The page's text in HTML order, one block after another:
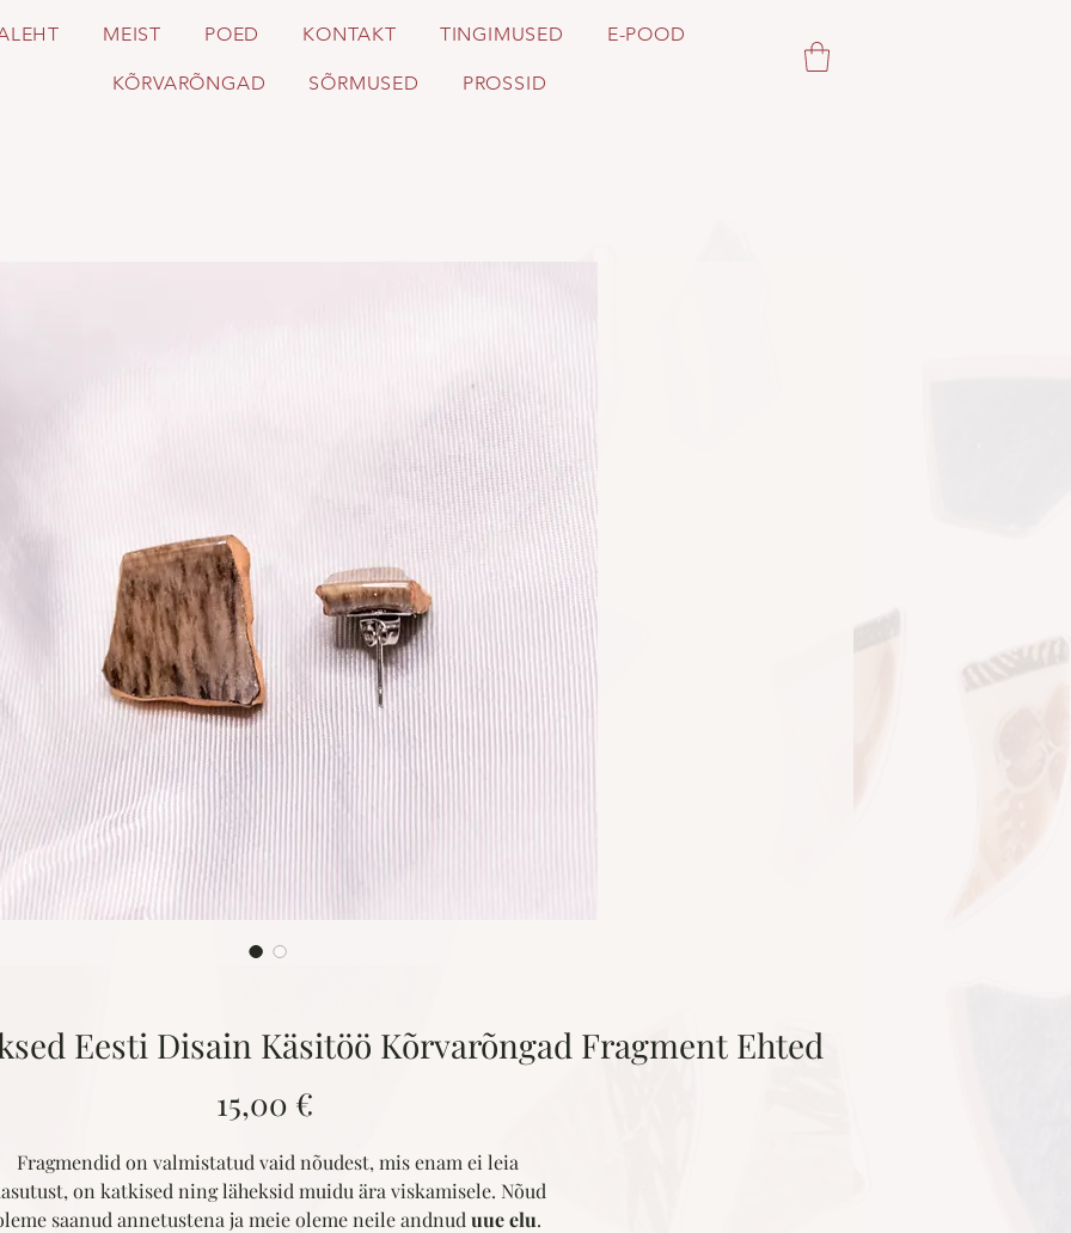
MEIST POED KONTAKT TINGIMUSED E-POOD
KÕRVARÕNGAD SÕRMUSED PROSSID
Eesti Disain Käsitöö Kõrvarõngad Fragment Ehted
15,00 €
Fragmendid on valmistatud vaid nõudest, mis enam ei leia
on katkised ning läheksid muidu ära viskamisele. Nõud
saanud annetustena ja meie oleme neile andnud uue elu.